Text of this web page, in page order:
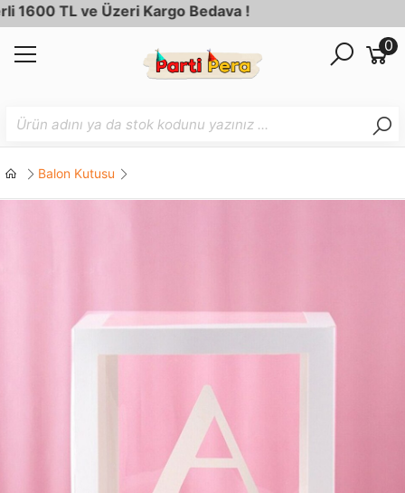
TL ve Üzeri Kargo Bedava !
0
Balon Kutusu